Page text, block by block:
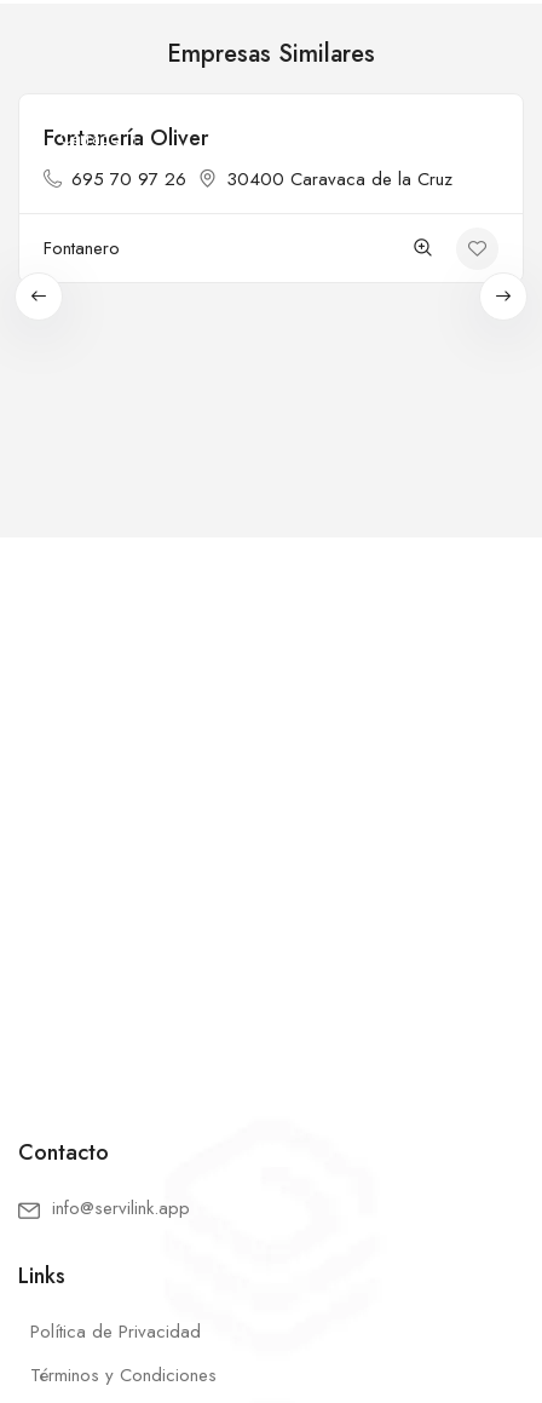
Empresas Similares
Cerrado
Fontanería Oliver
695 70 97 26 30400 Caravaca de la Cruz
Fontanero
Contacto
info@servilink.app
Links
Política de Privacidad
Términos y Condiciones